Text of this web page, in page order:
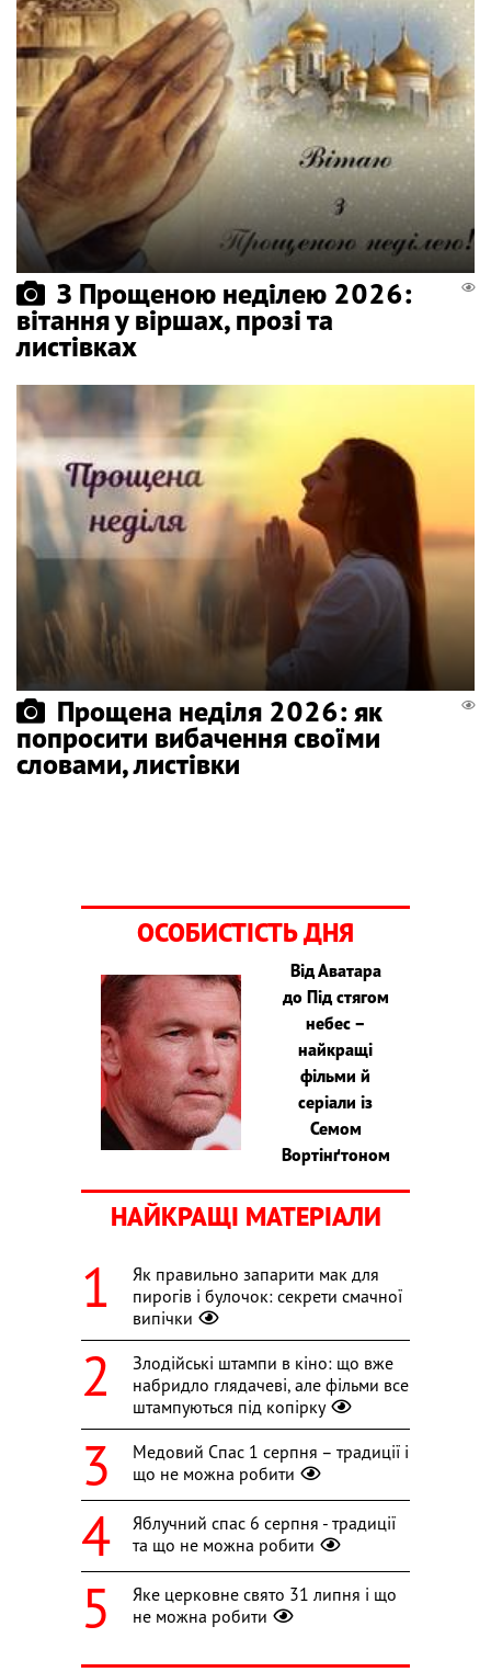
З Прощеною неділею 2026:
вітання у віршах, прозі та
листівках
Прощена неділя 2026: як
попросити вибачення своїми
словами, листівки
ОСОБИСТІСТЬ ДНЯ
Від Аватара
до Під стягом
небес –
найкращі
фільми й
серіали із
Семом
Вортінґтоном
НАЙКРАЩІ МАТЕРІАЛИ
Як правильно запарити мак для
пирогів і булочок: секрети смачної
випічки
Злодійські штампи в кіно: що вже
набридло глядачеві, але фільми все
штампуються під копірку
Медовий Спас 1 серпня – традиції і
що не можна робити
Яблучний спас 6 серпня - традиції
та що не можна робити
Яке церковне свято 31 липня і що
не можна робити